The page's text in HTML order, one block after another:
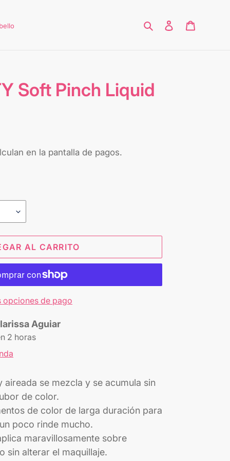
BuscarIngresar
Soft Pinch Liquid
en la pantalla de pagos.
AL CARRITO
opciones de pago
Aguiar
2 horas
se mezcla y se acumula sin
de color.
de color de larga duración para
poco rinde mucho.
maravillosamente sobre
sin alterar el maquillaje.